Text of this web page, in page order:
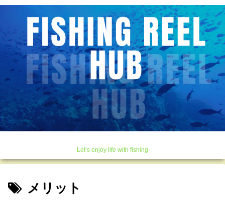
Let’s enjoy life with fishing
メリット